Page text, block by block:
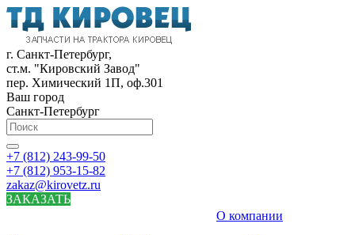
г. Санкт-Петербург,
ст.м. "Кировский Завод"
пер. Химический 1П, оф.301
Ваш город
Санкт-Петербург
+7 (812) 243-99-50
+7 (812) 953-15-82
zakaz@kirovetz.ru
ЗАКАЗАТЬ
О компании